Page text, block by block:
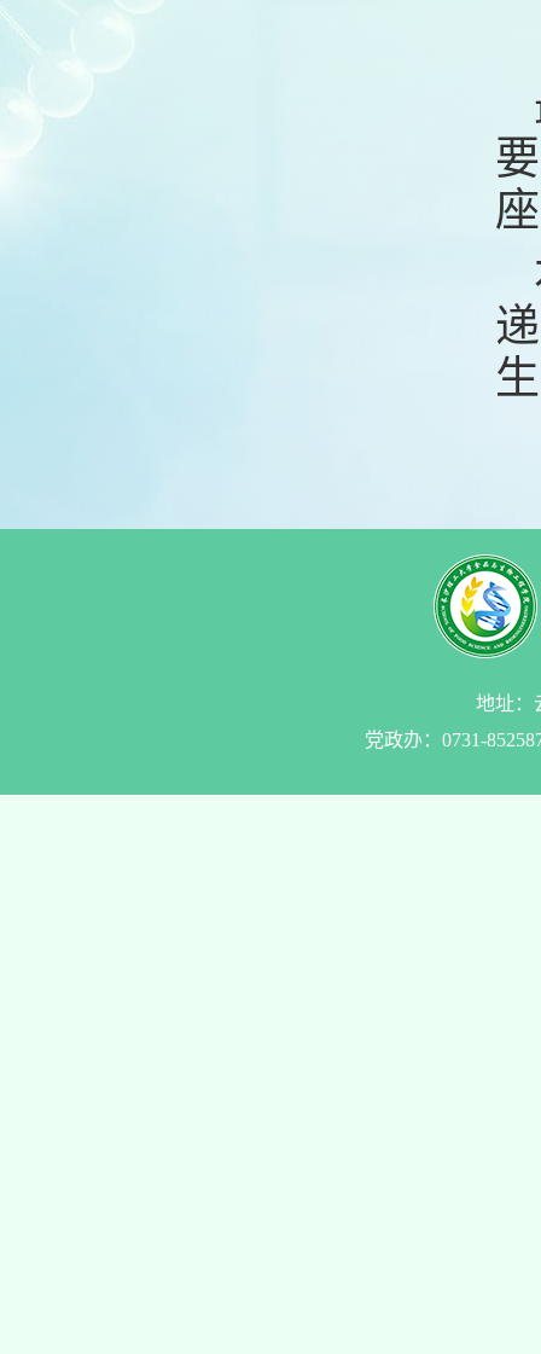
地址：
党政办：0731-